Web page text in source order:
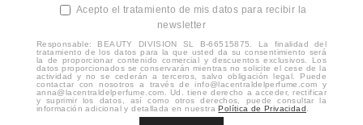
Acepto el tratamiento de mis datos para recibir la
newsletter
Responsable: BEAUTY DIVISION SL B-66515875. La finalidad del
tratamiento de los datos para la que usted da su consentimiento será
la de proporcionar contenido comercial y descuentos exclusivos. Los
datos proporcionados se conservarán mientras no solicite el cese de la
actividad y no se cederán a terceros, salvo obligación legal. Puede
contactar con nosotros a través de info@lacentraldelperfume.com y
anna@lacentraldelperfume.com. Ud. tiene derecho a acceder, rectificar
y suprimir los datos, así como otros derechos, puede consultar la
información adicional y detallada en nuestraPolítica de Privacidad